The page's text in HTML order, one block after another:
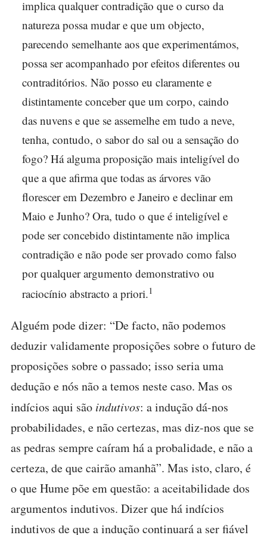
implica qualquer contradição que o curso da
natureza possa mudar e que um objecto,
parecendo semelhante aos que experimentámos,
possa ser acompanhado por efeitos diferentes ou
contraditórios. Não posso eu claramente e
distintamente conceber que um corpo, caindo
das nuvens e que se assemelhe em tudo a neve,
tenha, contudo, o sabor do sal ou a sensação do
fogo? Há alguma proposição mais inteligível do
que a que afirma que todas as árvores vão
florescer em Dezembro e Janeiro e declinar em
Maio e Junho? Ora, tudo o que é inteligível e
pode ser concebido distintamente não implica
contradição e não pode ser provado como falso
por qualquer argumento demonstrativo ou
raciocínio abstracto a priori.1
Alguém pode dizer: “De facto, não podemos
deduzir validamente proposições sobre o futuro de
proposições sobre o passado; isso seria uma
dedução e nós não a temos neste caso. Mas os
indícios aqui são indutivos: a indução dá-nos
probabilidades, e não certezas, mas diz-nos que se
as pedras sempre caíram há a probalidade, e não a
certeza, de que cairão amanhã”. Mas isto, claro, é
o que Hume põe em questão: a aceitabilidade dos
argumentos indutivos. Dizer que há indícios
indutivos de que a indução continuará a ser fiável